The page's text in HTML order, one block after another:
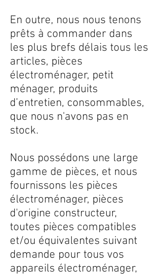
En outre, nous nous tenons
prêts à commander dans
les plus brefs délais tous les
articles, pièces
électroménager, petit
ménager, produits
d’entretien, consommables,
que nous n'avons pas en
stock.
Nous possédons une large
gamme de pièces, et nous
fournissons les pièces
électroménager, pièces
d'origine constructeur,
toutes pièces compatibles
et/ou équivalentes suivant
demande pour tous vos
appareils électroménager,